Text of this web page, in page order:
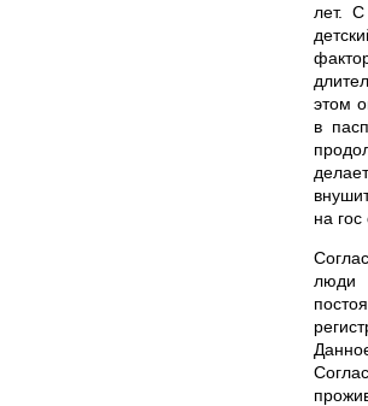
лет.
этом
в
на гос
люди